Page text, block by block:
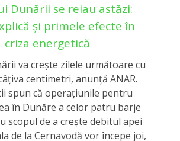
Dunării se reiau astăzi:
și primele efecte în
criza energetică
va crește zilele următoare cu
centimetri, anunță ANAR.
spun că operaţiunile pentru
în Dunăre a celor patru barje
scopul de a creşte debitul apei
de la Cernavodă vor începe joi,